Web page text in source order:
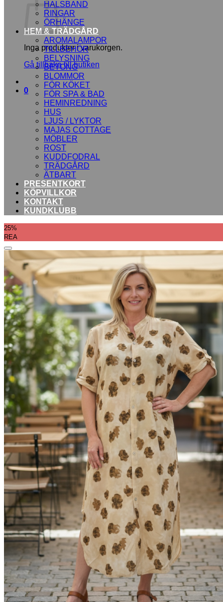
Inga produkter i varukorgen.
Gå tillbaka till butiken
0
HALSBAND
RINGAR
ÖRHÄNGE
HEM & TRÄDGÅRD
AROMALAMPOR
TILLBEHÖR
BELYSNING
BETONG
BLOMMOR
FÖR KÖKET
FÖR SPA & BAD
HEMINREDNING
HUS
LJUS / LYKTOR
MAJAS COTTAGE
MÖBLER
ROST
KUDDFODRAL
TRÄDGÅRD
ÄTBART
PRESENTKORT
KÖPVILLKOR
KONTAKT
KUNDKLUBB
25%
REA